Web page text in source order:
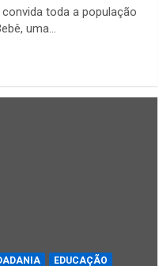
toda a população
uma…
EDUCAÇÃO